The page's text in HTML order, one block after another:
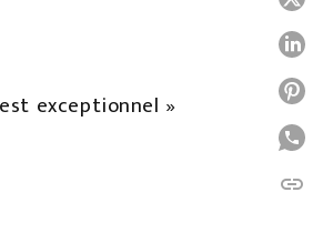
exceptionnel »
link